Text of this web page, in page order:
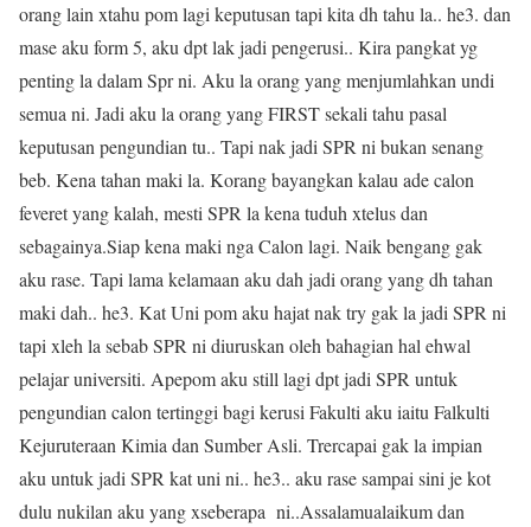
orang lain xtahu pom lagi keputusan tapi kita dh tahu la.. he3. dan
mase aku form 5, aku dpt lak jadi pengerusi.. Kira pangkat yg
penting la dalam Spr ni. Aku la orang yang menjumlahkan undi
semua ni. Jadi aku la orang yang FIRST sekali tahu pasal
keputusan pengundian tu.. Tapi nak jadi SPR ni bukan senang
beb. Kena tahan maki la. Korang bayangkan kalau ade calon
feveret yang kalah, mesti SPR la kena tuduh xtelus dan
sebagainya.Siap kena maki nga Calon lagi. Naik bengang gak
aku rase. Tapi lama kelamaan aku dah jadi orang yang dh tahan
maki dah.. he3. Kat Uni pom aku hajat nak try gak la jadi SPR ni
tapi xleh la sebab SPR ni diuruskan oleh bahagian hal ehwal
pelajar universiti. Apepom aku still lagi dpt jadi SPR untuk
pengundian calon tertinggi bagi kerusi Fakulti aku iaitu Falkulti
Kejuruteraan Kimia dan Sumber Asli. Trercapai gak la impian
aku untuk jadi SPR kat uni ni.. he3.. aku rase sampai sini je kot
dulu nukilan aku yang xseberapa ni..Assalamualaikum dan